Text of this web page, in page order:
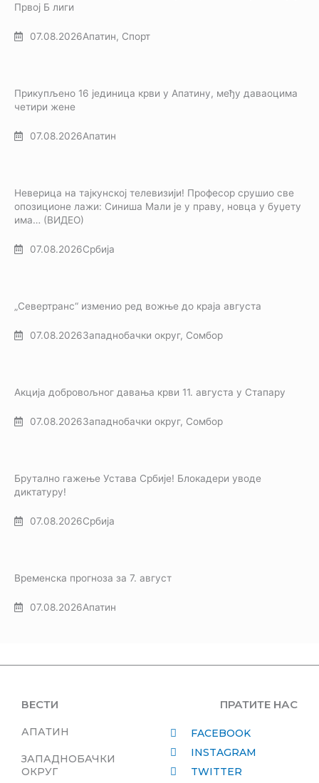
Првој Б лиги
07.08.2026Апатин, Спорт
Прикупљено 16 јединица крви у Апатину, међу даваоцима
четири жене
07.08.2026Апатин
Неверица на тајкунској телевизији! Професор срушио све
опозиционе лажи: Синиша Мали је у праву, новца у буџету
има… (ВИДЕО)
07.08.2026Србија
„Севертранс“ изменио ред вожње до краја августа
07.08.2026Западнобачки округ, Сомбор
Акција добровољног давања крви 11. августа у Стапару
07.08.2026Западнобачки округ, Сомбор
Брутално гажење Устава Србије! Блокадери уводе
диктатуру!
07.08.2026Србија
Временска прогноза за 7. август
07.08.2026Апатин
ВЕСТИ
АПАТИН
ЗАПАДНОБАЧКИ
ОКРУГ
ПРАТИТЕ НАС
FACEBOOK
INSTAGRAM
TWITTER